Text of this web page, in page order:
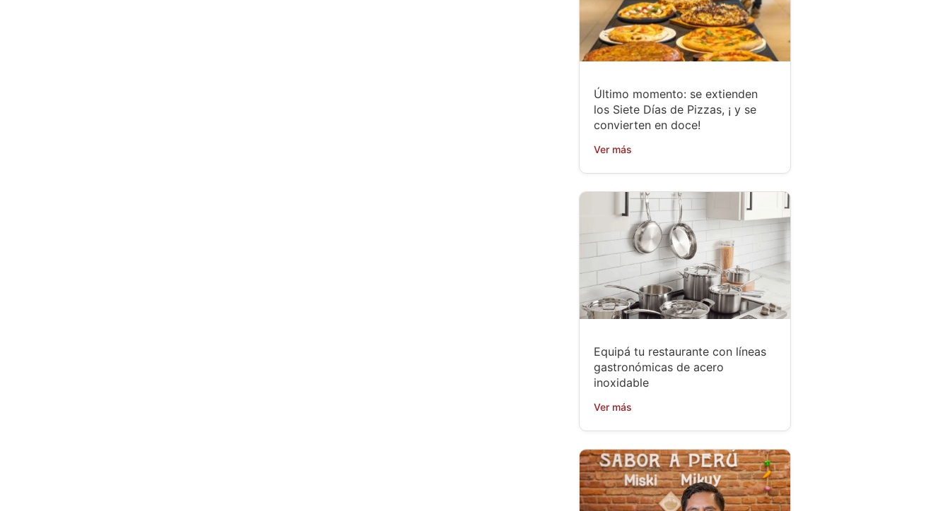
Último momento: se extienden
los Siete Días de Pizzas, ¡ y se
convierten en doce!
Ver más
Equipá tu restaurante con líneas
gastronómicas de acero
inoxidable
Ver más